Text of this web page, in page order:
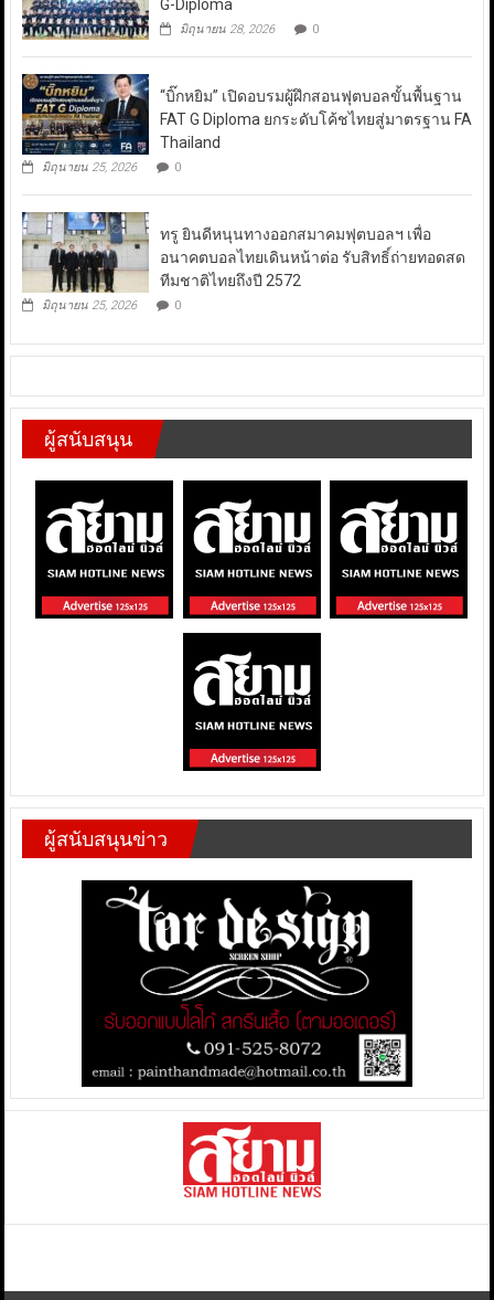
G-Diploma
มิถุนายน 28, 2026 0
“บิ๊กหยิม” เปิดอบรมผู้ฝึกสอนฟุตบอลขั้นพื้นฐาน
FAT G Diploma ยกระดับโค้ชไทยสู่มาตรฐาน FA
Thailand
มิถุนายน 25, 2026 0
ทรู ยินดีหนุนทางออกสมาคมฟุตบอลฯ เพื่อ
อนาคตบอลไทยเดินหน้าต่อ รับสิทธิ์ถ่ายทอดสด
ทีมชาติไทยถึงปี 2572
มิถุนายน 25, 2026 0
ผู้สนับสนุน
ผู้สนับสนุนข่าว